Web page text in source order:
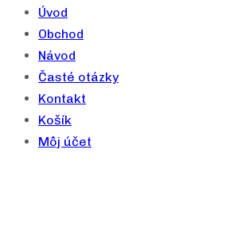
Úvod
Obchod
Návod
Časté otázky
Kontakt
Košík
Môj účet